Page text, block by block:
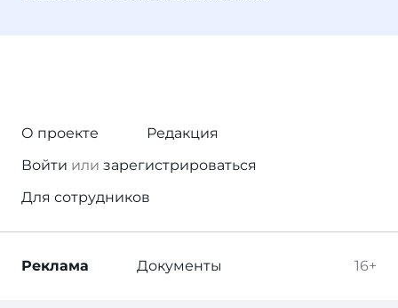
О проекте
Редакция
Войти или зарегистрироваться
Для сотрудников
16+
Реклама Документы